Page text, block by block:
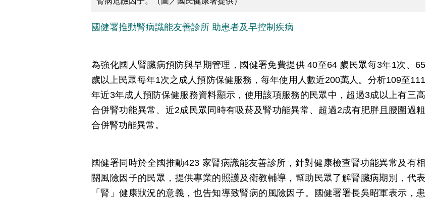
國健署推動腎病識能友善診所 助患者及早控制疾病
為強化國人腎臟病預防與早期管理，國健署免費提供 40至64 歲民眾每3年1次、65
歲以上民眾每年1次之成人預防保健服務，每年使用人數近200萬人。分析109至111
年近3年成人預防保健服務資料顯示，使用該項服務的民眾中，超過3成以上有三高
合併腎功能異常、近2成民眾同時有吸菸及腎功能異常、超過2成有肥胖且腰圍過粗
合併腎功能異常。
國健署同時於全國推動423 家腎病識能友善診所，針對健康檢查腎功能異常及有相
關風險因子的民眾，提供專業的照護及衛教輔導，幫助民眾了解腎臟病期別，代表
「腎」健康狀況的意義，也告知導致腎病的風險因子。國健署署長吳昭軍表示，患